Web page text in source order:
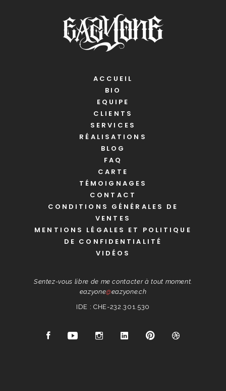
ACCUEIL
BIO
EQUIPE
CLIENTS
SERVICES
RÉALISATIONS
BLOG
FAQ
CARTE
TÉMOIGNAGES
CONTACT
CONDITIONS GÉNÉRALES DE
VENTES
MENTIONS LÉGALES ET POLITIQUE
DE CONFIDENTIALITÉ
VIDÉOS
Sentez-vous libre de me contacter à tout moment.
eazyone@eazyone.ch
IDE : CHE-232.301.530